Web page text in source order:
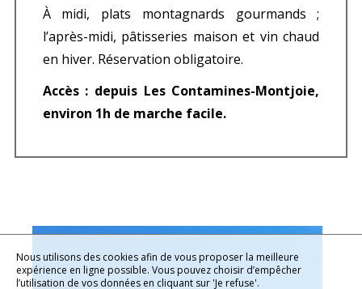
À midi, plats montagnards gourmands ;
l’après-midi, pâtisseries maison et vin chaud
en hiver. Réservation obligatoire.
Accès : depuis Les Contamines-Montjoie,
environ 1h de marche facile.
Nous utilisons des cookies afin de vous proposer la meilleure
expérience en ligne possible. Vous pouvez choisir d’empêcher
l’utilisation de vos données en cliquant sur 'Je refuse'.